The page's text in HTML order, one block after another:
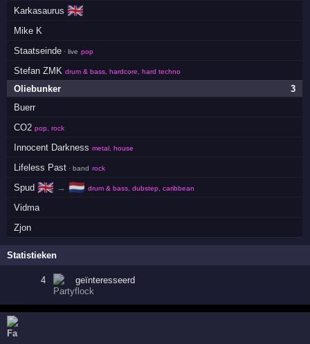
Karkasaurus 🇬🇧
Mike K
Staatseinde · live pop
Stefan ZMK drum & bass, hardcore, hard techno
3
Oliebunker
Buerr
CO2 pop, rock
Innocent Darkness metal, house
Lifeless Past · band rock
Spud 🇬🇧 → 🇳🇱 drum & bass, dubstep, caribbean
Vidma
Zjon
Statistieken
4 geïnteresseerd